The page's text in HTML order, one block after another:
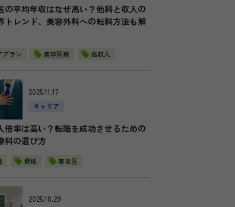
の平均年収はなぜ高い？他科と収入の
トレンド、美容外科への転科方法も解
プラン 美容医療 高収入
2025.11.17
キャリア
倍率は高い？転職を成功させるための
科の選び方
資格 専攻医
2025.10.29